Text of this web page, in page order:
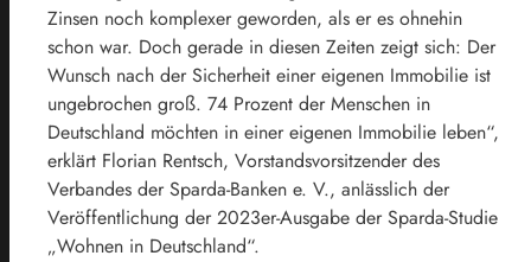
Zinsen noch komplexer geworden, als er es ohnehin
schon war. Doch gerade in diesen Zeiten zeigt sich: Der
Wunsch nach der Sicherheit einer eigenen Immobilie ist
ungebrochen groß. 74 Prozent der Menschen in
Deutschland möchten in einer eigenen Immobilie leben“,
erklärt Florian Rentsch, Vorstandsvorsitzender des
Verbandes der Sparda-Banken e. V., anlässlich der
Veröffentlichung der 2023er-Ausgabe der Sparda-Studie
„Wohnen in Deutschland“.